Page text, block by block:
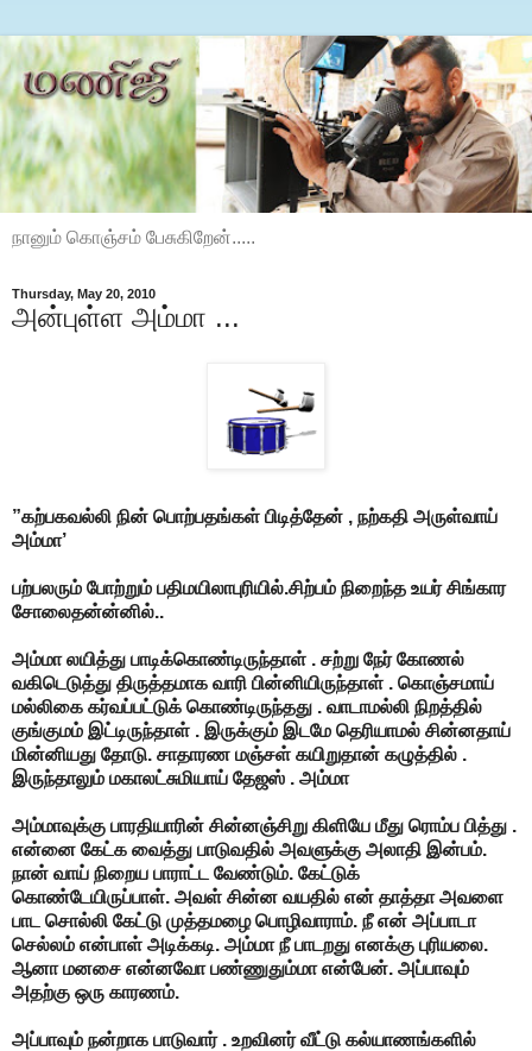
நானும் கொஞ்சம் பேசுகிறேன்.....
Thursday, May 20, 2010
அன்புள்ள அம்மா ...
”கற்பகவல்லி நின் பொற்பதங்கள் பிடித்தேன் , நற்கதி அருள்வாய்
அம்மா’
பற்பலரும் போற்றும் பதிமயிலாபுரியில்.சிற்பம் நிறைந்த உயர் சிங்கார
சோலைதன்ன்னில்..
அம்மா லயித்து பாடிக்கொண்டிருந்தாள் . சற்று நேர் கோணல்
வகிடெடுத்து திருத்தமாக வாரி பின்னியிருந்தாள் . கொஞ்சமாய்
மல்லிகை கர்வப்பட்டுக் கொண்டிருந்தது . வாடாமல்லி நிறத்தில்
குங்குமம் இட்டிருந்தாள் . இருக்கும் இடமே தெரியாமல் சின்னதாய்
மின்னியது தோடு. சாதாரண மஞ்சள் கயிறுதான் கழுத்தில் .
இருந்தாலும் மகாலட்சுமியாய் தேஜஸ் . அம்மா
அம்மாவுக்கு பாரதியாரின் சின்னஞ்சிறு கிளியே மீது ரொம்ப பித்து .
என்னை கேட்க வைத்து பாடுவதில் அவளுக்கு அலாதி இன்பம்.
நான் வாய் நிறைய பாராட்ட வேண்டும். கேட்டுக்
கொண்டேயிருப்பாள். அவள் சின்ன வயதில் என் தாத்தா அவளை
பாட சொல்லி கேட்டு முத்தமழை பொழிவாராம். நீ என் அப்பாடா
செல்லம் என்பாள் அடிக்கடி. அம்மா நீ பாடறது எனக்கு புரியலை.
ஆனா மனசை என்னவோ பண்ணுதும்மா என்பேன். அப்பாவும்
அதற்கு ஒரு காரணம்.
அப்பாவும் நன்றாக பாடுவார் . உறவினர் வீட்டு கல்யாணங்களில்